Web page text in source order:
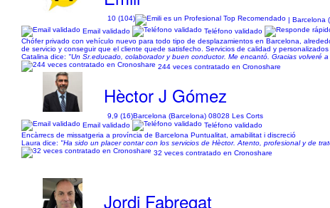
10 (104)
| Barcelona
Email validado
Teléfono validado
Chófer privado con vehículo nuevo para todo tipo de desplazamientos en Barcelona,
de servicio y conseguir que el cliente quede satisfecho. Servicios de calidad y personalizados
Catalina dice: "Un Sr.educado, colaborador y buen conductor. Me encantó. Gracias volveré
244 veces contratado en Cronoshare
Hèctor J Gómez
9,9 (16)Barcelona (Barcelona) 08028 Les Corts
Email validado
Teléfono validado
Encàrrecs de missatgeria a província de Barcelona Puntualitat, amabilitat i discreció
Laura dice: "Ha sido un placer contar con los servicios de Hèctor. Atento, profesional y de
32 veces contratado en Cronoshare
Jordi Fabregat